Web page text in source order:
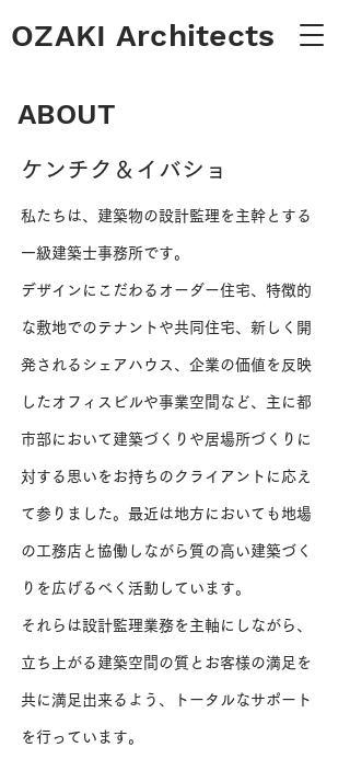
OZAKI Architects
ABOUT
​ケンチク＆イバショ
私たちは、建築物の設計監理を主幹とする
一級建築士事務所です。
デザインにこだわるオーダー住宅、特徴的
な敷地でのテナントや共同住宅、新しく開
発されるシェアハウス、企業の価値を反映
したオフィスビルや事業空間など、主に都
市部において建築づくりや居場所づくりに
対する思いをお持ちのクライアントに応え
て参りました。最近は地方においても地場
の工務店と協働しながら質の高い建築づく
りを広げるべく活動しています。
それらは設計監理業務を主軸にしながら、
立ち上がる建築空間の質とお客様の満足を
共に満足出来るよう、トータルなサポート
を行っています。